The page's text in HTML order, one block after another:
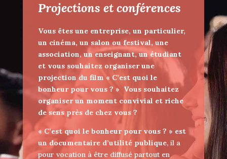
Projections et conférences
Vous êtes une entreprise, un particulier,
un cinéma, un salon ou festival, une
association, un enseignant, un étudiant
et vous souhaitez organiser une
projection du film « C’est quoi le
bonheur pour vous ? » Vous souhaitez
organiser un moment convivial et riche
de sens près de chez vous ?
« C’est quoi le bonheur pour vous ? » est
un documentaire d’utilité publique, il a
pour vocation à être diffusé partout en